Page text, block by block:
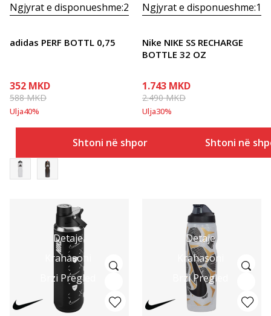
Ngjyrat e disponueshme:2
adidas PERF BOTTL 0,75
352 MKD
588MKD
Ulja40%
Shtoni në shportë
Ngjyrat e disponueshme:1
Nike NIKE SS RECHARGE
BOTTLE 32 OZ
1.743 MKD
2.490MKD
Ulja30%
Shtoni në
Detaje
Krahasoni
Brzi Pregled
Detaje
Krahasoni
Brzi Pregled